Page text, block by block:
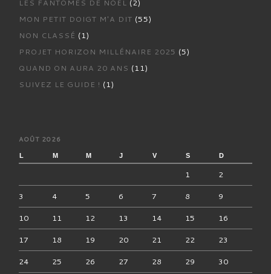
LES FANTOMES DE NOËL (2)
MON PETIT DOIGT M'A DIT (55)
NON CLASSÉ (1)
PROJET HORIZON MILLÉNAIRE 2025 (5)
QUAND ON AURA 20 ANS (11)
SUIVEZ LE GUIDE ! (1)
AOÛT 2026
L M M J V S D
1
2
3
4 5 6 7 8
9
10
11 12 13 14 15
16
17
18 19 20 21 22
23
24
25 26 27 28 29 30